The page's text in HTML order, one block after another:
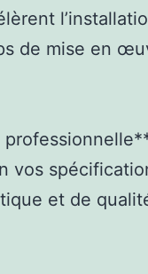
de mise en
vos
et de